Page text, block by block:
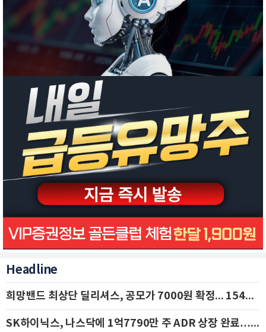
Headline
희망밴드 최상단 딜리셔스, 공모가 7000원 확정... 154억 규모 IPO 돌입
SK하이닉스, 나스닥에 1억7790만 주 ADR 상장 완료…29일 국내 추가 상장